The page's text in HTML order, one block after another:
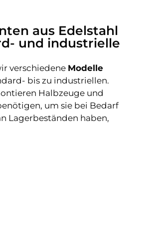
aus Edelstahl
und industrielle
verschiedene Modelle
bis zu industriellen.
Halbzeuge und
um sie bei Bedarf
Lagerbeständen haben,